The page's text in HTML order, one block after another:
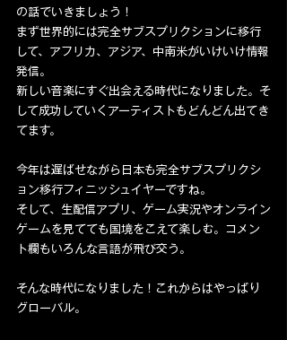
の話でいきましょう！
まず世界的には完全サブスプリクションに移行
して、アフリカ、アジア、中南米がいけいけ情報
発信。
新しい音楽にすぐ出会える時代になりました。そ
して成功していくアーティストもどんどん出てき
てます。
今年は遅ばせながら日本も完全サブスプリクシ
ョン移行フィニッシュイヤーですね。
そして、生配信アプリ、ゲーム実況やオンライン
ゲームを見てても国境をこえて楽しむ。コメン
ト欄もいろんな言語が飛び交う。
そんな時代になりました！これからはやっぱり
グローバル。